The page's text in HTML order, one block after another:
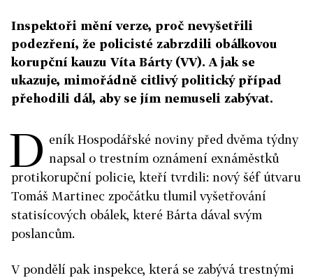
Inspektoři mění verze, proč nevyšetřili
podezření, že policisté zabrzdili obálkovou
korupční kauzu Víta Bárty (VV). A jak se
ukazuje, mimořádně citlivý politický případ
přehodili dál, aby se jím nemuseli zabývat.
D eník Hospodářské noviny před dvěma týdny
napsal o trestním oznámení exnáměstků
protikorupční policie, kteří tvrdili: nový šéf útvaru
Tomáš Martinec zpočátku tlumil vyšetřování
statisícových obálek, které Bárta dával svým
poslancům.
V pondělí pak inspekce, která se zabývá trestnými